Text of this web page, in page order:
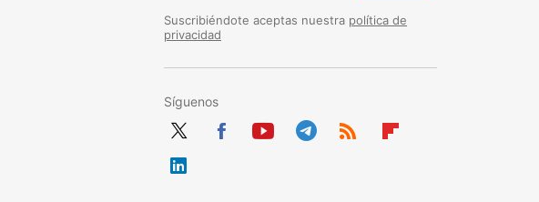
Suscribiéndote aceptas nuestra política de
privacidad
Síguenos
Twit